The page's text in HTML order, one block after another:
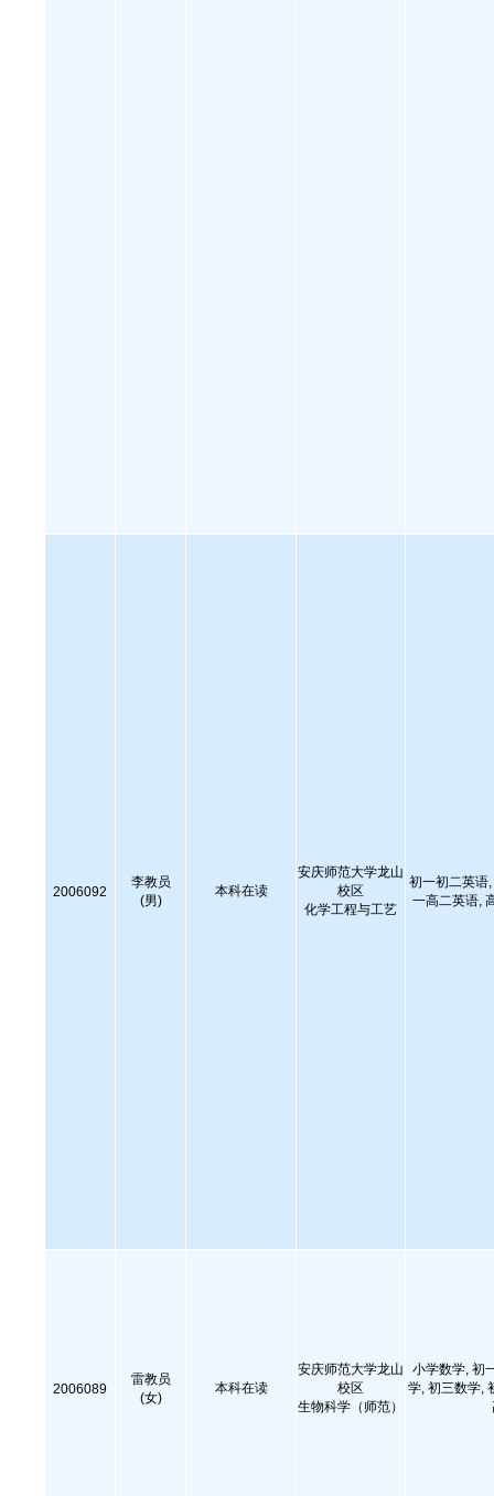
2006092
李教员
(男)
本科在读
安庆师范大学龙山
校区
化学工程与工艺
初一初二英语
一高二英语,
2006089
雷教员
(女)
本科在读
安庆师范大学龙山
校区
生物科学（师范）
小学数学, 初
学, 初三数学,